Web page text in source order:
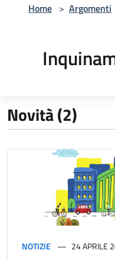
Home > Argomenti
Novità (2)
NOTIZIE 24 APRILE